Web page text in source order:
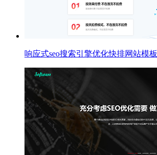
响应式seo搜索引擎优化快排网站模板